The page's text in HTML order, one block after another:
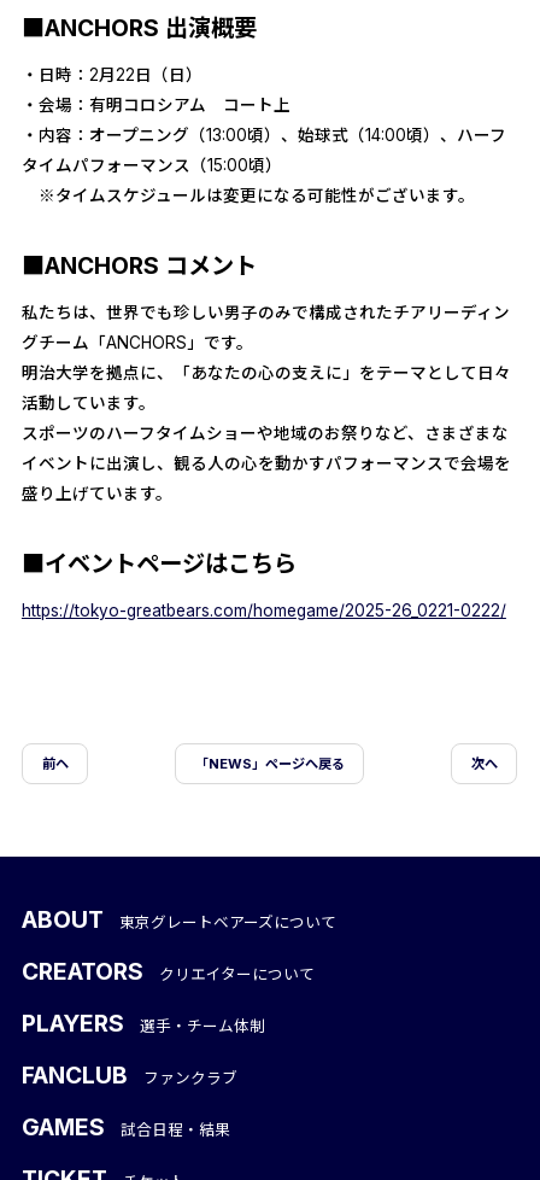
■ANCHORS 出演概要
・日時：2月22日（日）
・会場：有明コロシアム コート上
・内容：オープニング（13:00頃）、始球式（14:00頃）、ハーフ
タイムパフォーマンス（15:00頃）
※タイムスケジュールは変更になる可能性がございます。
■ANCHORS コメント
私たちは、世界でも珍しい男子のみで構成されたチアリーディン
グチーム「ANCHORS」です。
明治大学を拠点に、「あなたの心の支えに」をテーマとして日々
活動しています。
スポーツのハーフタイムショーや地域のお祭りなど、さまざまな
イベントに出演し、観る人の心を動かすパフォーマンスで会場を
盛り上げています。
■イベントページはこちら
https://tokyo-greatbears.com/homegame/2025-26_0221-0222/
前ヘ 「NEWS」ページへ戻る 次へ
ABOUT 東京グレートベアーズについて
CREATORS クリエイターについて
PLAYERS 選手・チーム体制
FANCLUB ファンクラブ
GAMES 試合日程・結果